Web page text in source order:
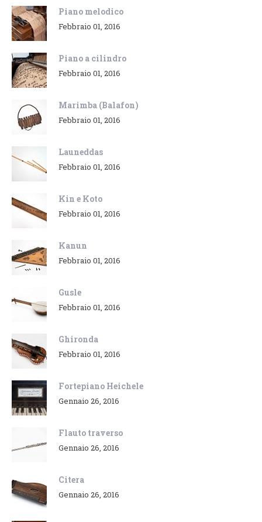
Piano melodico
Febbraio 01, 2016
Piano a cilindro
Febbraio 01, 2016
Marimba (Balafon)
Febbraio 01, 2016
Launeddas
Febbraio 01, 2016
Kin e Koto
Febbraio 01, 2016
Kanun
Febbraio 01, 2016
Gusle
Febbraio 01, 2016
Ghironda
Febbraio 01, 2016
Fortepiano Heichele
Gennaio 26, 2016
Flauto traverso
Gennaio 26, 2016
Citera
Gennaio 26, 2016